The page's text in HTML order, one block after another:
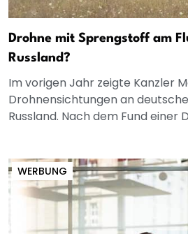
Drohne mit Sprengstoff am
Russland?
Im vorigen Jahr zeigte Kanzler
Drohnensichtungen an
Russland. Nach dem Fund einer
WERBUNG